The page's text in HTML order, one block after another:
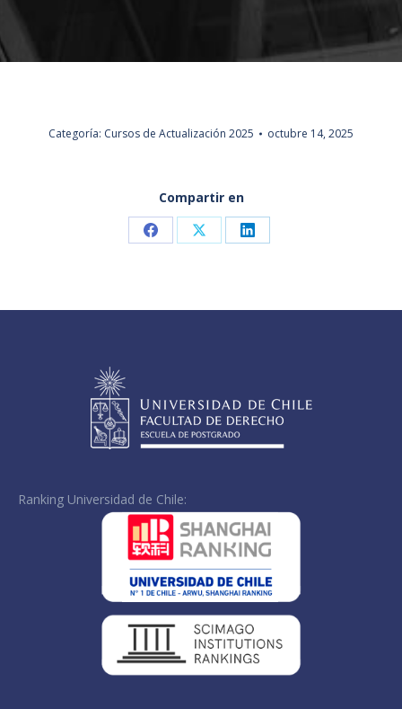
Categoría: Cursos de Actualización 2025 octubre 14, 2025
Compartir en
Share Share Share
Ranking Universidad de Chile: